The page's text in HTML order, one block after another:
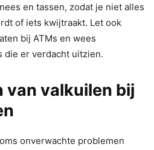
en tassen, zodat je niet alles
of iets kwijtraakt. Let ook
bij ATMs en wees
die er verdacht uitzien.
van valkuilen bij
onverwachte problemen